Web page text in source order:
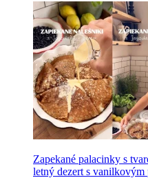
Zapekané palacinky s
letný dezert s vanilkovým